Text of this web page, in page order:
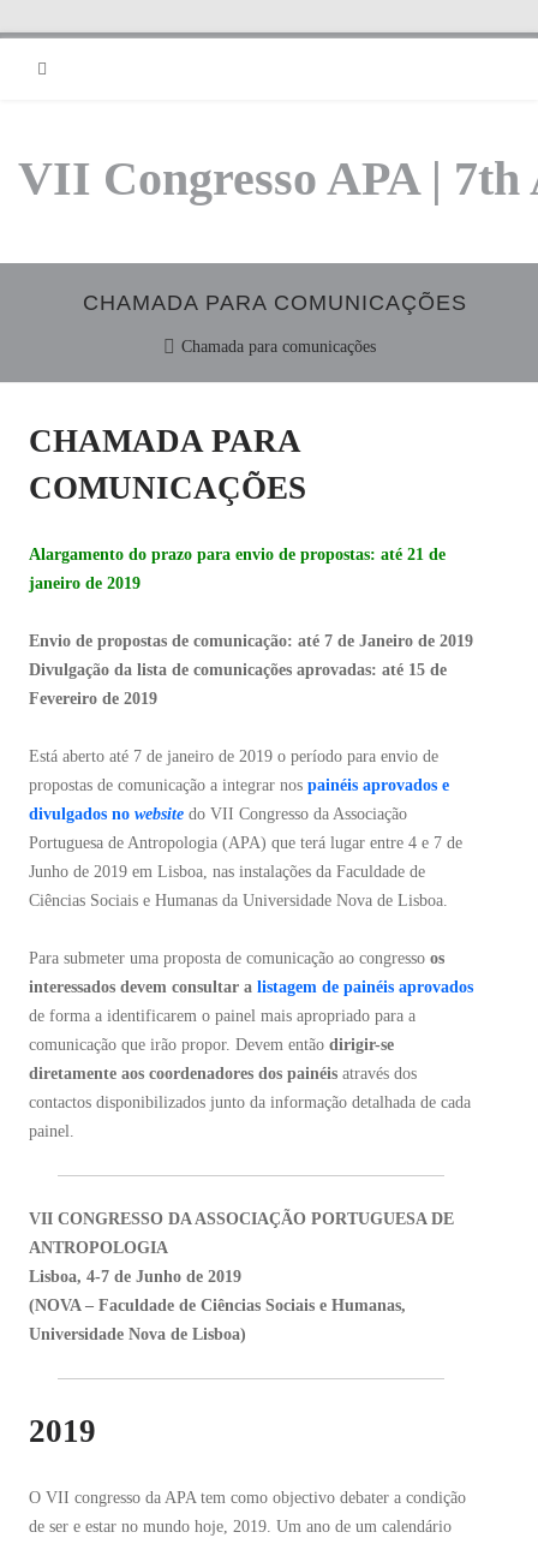
VII Congresso APA | 7th
CHAMADA PARA COMUNICAÇÕES
Chamada para comunicações
CHAMADA PARA
COMUNICAÇÕES
Alargamento do prazo para envio de propostas: até 21 de
janeiro de 2019
Envio de propostas de comunicação: até 7 de Janeiro de 2019
Divulgação da lista de comunicações aprovadas: até 15 de
Fevereiro de 2019
Está aberto até 7 de janeiro de 2019 o período para envio de
propostas de comunicação a integrar nos painéis aprovados e
divulgados no website do VII Congresso da Associação
Portuguesa de Antropologia (APA) que terá lugar entre 4 e 7 de
Junho de 2019 em Lisboa, nas instalações da Faculdade de
Ciências Sociais e Humanas da Universidade Nova de Lisboa.
Para submeter uma proposta de comunicação ao congresso os
interessados devem consultar a listagem de painéis aprovados
de forma a identificarem o painel mais apropriado para a
comunicação que irão propor. Devem então dirigir-se
diretamente aos coordenadores dos painéis através dos
contactos disponibilizados junto da informação detalhada de cada
painel.
VII CONGRESSO DA ASSOCIAÇÃO PORTUGUESA DE
ANTROPOLOGIA
Lisboa, 4-7 de Junho de 2019
(NOVA – Faculdade de Ciências Sociais e Humanas,
Universidade Nova de Lisboa)
2019
O VII congresso da APA tem como objectivo debater a condição
de ser e estar no mundo hoje, 2019. Um ano de um calendário